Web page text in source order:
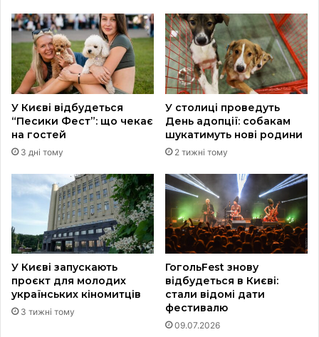
У Києві відбудеться
“Песики Фест”: що чекає
на гостей
3 дні тому
У столиці проведуть
День адопції: собакам
шукатимуть нові родини
2 тижні тому
У Києві запускають
проєкт для молодих
українських кіномитців
3 тижні тому
ГогольFest знову
відбудеться в Києві:
стали відомі дати
фестивалю
09.07.2026